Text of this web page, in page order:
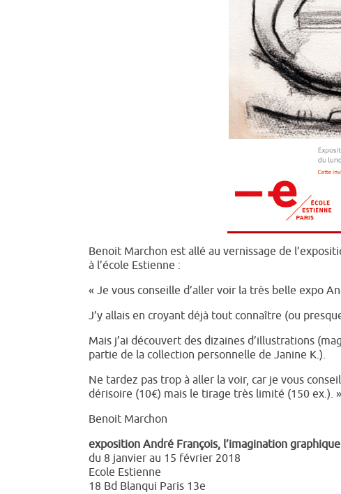
Benoit Marchon est allé au vernissage de
à l’école Estienne :
« Je vous conseille d’aller voir la très belle expo
J’y allais en croyant déjà tout connaître (ou
Mais j’ai découvert des dizaines d’illustrations
partie de la collection personnelle de Janine K.).
Ne tardez pas trop à aller la voir, car je vous
dérisoire (10€) mais le tirage très limité (150 ex.). »
Benoit Marchon
exposition André François, l’imagination graphique
du 8 janvier au 15 février 2018
Ecole Estienne
18 Bd Blanqui Paris 13e